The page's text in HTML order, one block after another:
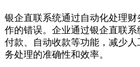
银企直联系统通过自动化处理
作的错误。企业通过银企直联
付款、自动收款等功能，减少
务处理的准确性和效率。